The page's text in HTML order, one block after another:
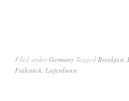
Filed underGermany Tagged Breakfast
Frühstück Lieferdienst